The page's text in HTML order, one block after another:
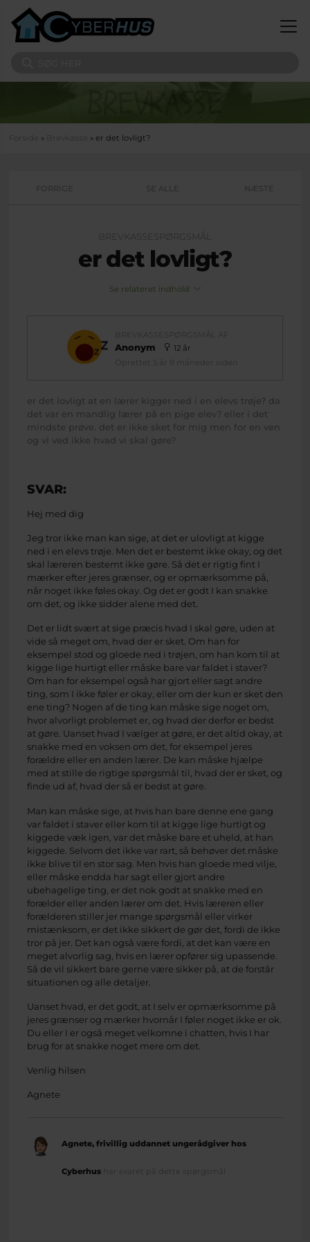
Du er her
» Brevkasse » er det lovligt?
FORRIGE SE ALLE NÆSTE
BREVKASSESPØRGSMÅL
er det lovligt?
Se relateret indhold
BREVKASSESPØRGSMÅL AF
Anonym
12 år
Oprettet 5 år 9 måneder siden
er det lovligt at en lærer kigger ned i en elevs trøje? da
det var en mandlig lærer på en pige elev? eller i det
mindste prøve. det er ikke sket for mig men for en ven
og vi ved ikke hvad vi skal gøre?
SVAR:
Hej med dig
Jeg tror ikke man kan sige, at det er ulovligt at kigge
ned i en elevs trøje. Men det er bestemt ikke okay, og det
skal læreren bestemt ikke gøre. Så det er rigtig fint I
mærker efter jeres grænser, og er opmærksomme på,
når noget ikke føles okay. Og det er godt I kan snakke
om det, og ikke sidder alene med det.
Det er lidt svært at sige præcis hvad I skal gøre, uden at
vide så meget om, hvad der er sket. Om han for
eksempel stod og gloede ned i trøjen, om han kom til at
kigge lige hurtigt eller måske bare var faldet i staver?
Om han for eksempel også har gjort eller sagt andre
ting, som I ikke føler er okay, eller om der kun er sket den
ene ting? Nogen af de ting kan måske sige noget om,
hvor alvorligt problemet er, og hvad der derfor er bedst
at gøre. Uanset hvad I vælger at gøre, er det altid okay, at
snakke med en voksen om det, for eksempel jeres
forældre eller en anden lærer. De kan måske hjælpe
med at stille de rigtige spørgsmål til, hvad der er sket, og
finde ud af, hvad der så er bedst at gøre.
Man kan måske sige, at hvis han bare denne ene gang
var faldet i staver eller kom til at kigge lige hurtigt og
kiggede væk igen, var det måske bare et uheld, at han
kiggede. Selvom det ikke var rart, så behøver det måske
ikke blive til en stor sag. Men hvis han gloede med vilje,
eller måske endda har sagt eller gjort andre
ubehagelige ting, er det nok godt at snakke med en
forælder eller anden lærer om det. Hvis læreren eller
forælderen stiller jer mange spørgsmål eller virker
mistænksom, er det ikke sikkert de gør det, fordi de ikke
tror på jer. Det kan også være fordi, at det kan være en
meget alvorlig sag, hvis en lærer opfører sig upassende.
Så de vil sikkert bare gerne være sikker på, at de forstår
situationen og alle detaljer.
Uanset hvad, er det godt, at I selv er opmærksomme på
jeres grænser og mærker hvornår I føler noget ikke er ok.
Du eller I er også meget velkomne i chatten, hvis I har
brug for at snakke noget mere om det.
Venlig hilsen
Agnete
Agnete, frivillig uddannet ungerådgiver hos
Cyberhus har svaret på dette spørgsmål